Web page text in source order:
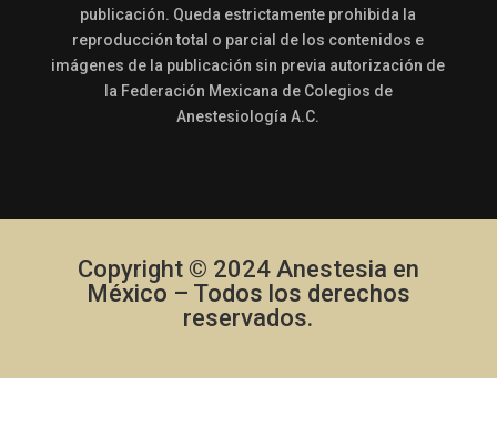
publicación. Queda estrictamente prohibida la
reproducción total o parcial de los contenidos e
imágenes de la publicación sin previa autorización de
la Federación Mexicana de Colegios de
Anestesiología A.C.
Copyright © 2024 Anestesia en
México – Todos los derechos
reservados.